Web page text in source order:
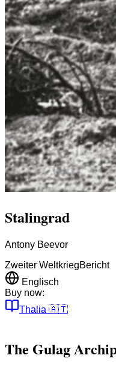
Stalingrad
Antony Beevor
Zweiter WeltkriegBericht
Englisch
Buy now:
Thalia 🇦🇹
The Gulag